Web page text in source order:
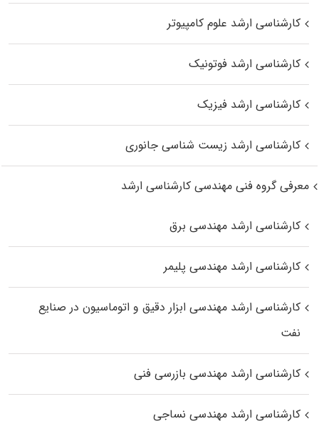
کارشناسی ارشد علوم کامپیوتر
کارشناسی ارشد فوتونیک
کارشناسی ارشد فیزیک
کارشناسی ارشد زیست‌ شناسی جانوری
معرفی گروه فنی مهندسی کارشناسی ارشد
کارشناسی ارشد مهندسی برق
کارشناسی ارشد مهندسی پلیمر
کارشناسی ارشد مهندسی ابزار دقیق و اتوماسیون در صنایع
نفت
کارشناسی ارشد مهندسی بازرسی فنی
کارشناسی ارشد مهندسی نساجی